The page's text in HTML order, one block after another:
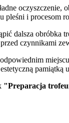
pleśni i procesom
dalsza obróbka
czynnikami
pamiątką
"Preparacja